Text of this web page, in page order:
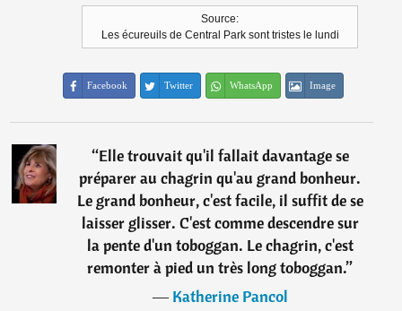
Source:
Les écureuils de Central Park sont tristes le lundi
Facebook Twitter WhatsApp Image
“Elle trouvait qu'il fallait davantage se
préparer au chagrin qu'au grand bonheur.
Le grand bonheur, c'est facile, il suffit de se
laisser glisser. C'est comme descendre sur
la pente d'un toboggan. Le chagrin, c'est
remonter à pied un très long toboggan.”
―Katherine Pancol